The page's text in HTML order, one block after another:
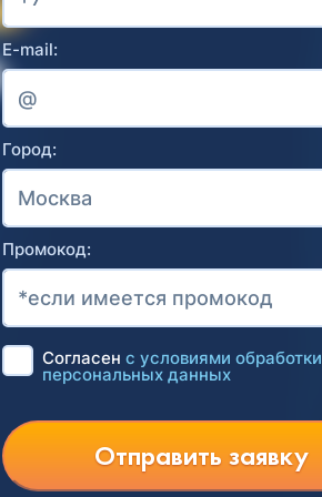
E-mail:
Город:
Промокод:
Согласен с условиями обработки
персональных данных
Отправить заявку